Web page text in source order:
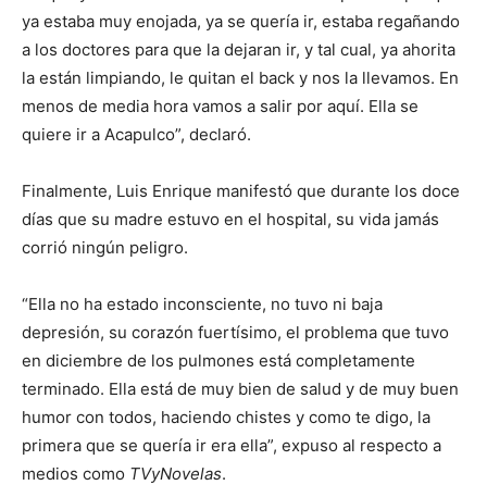
ya estaba muy enojada, ya se quería ir, estaba regañando
a los doctores para que la dejaran ir, y tal cual, ya ahorita
la están limpiando, le quitan el back y nos la llevamos. En
menos de media hora vamos a salir por aquí. Ella se
quiere ir a Acapulco”, declaró.
Finalmente, Luis Enrique manifestó que durante los doce
días que su madre estuvo en el hospital, su vida jamás
corrió ningún peligro.
“Ella no ha estado inconsciente, no tuvo ni baja
depresión, su corazón fuertísimo, el problema que tuvo
en diciembre de los pulmones está completamente
terminado. Ella está de muy bien de salud y de muy buen
humor con todos, haciendo chistes y como te digo, la
primera que se quería ir era ella”, expuso al respecto a
medios como TVyNovelas.